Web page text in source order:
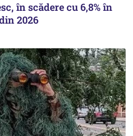
în scădere cu 6,8% în
2026